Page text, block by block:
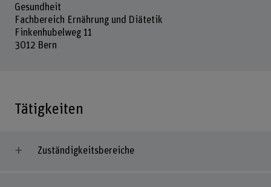
Gesundheit
Fachbereich Ernährung und Diätetik
Finkenhubelweg 11
3012 Bern
Tätigkeiten
Zuständigkeitsbereiche